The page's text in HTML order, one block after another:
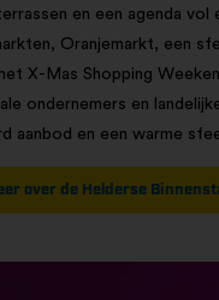
en een agenda vol
Oranjemarkt, een
X-Mas Shopping
ondernemers en
aanbod en een warme
over de Helderse